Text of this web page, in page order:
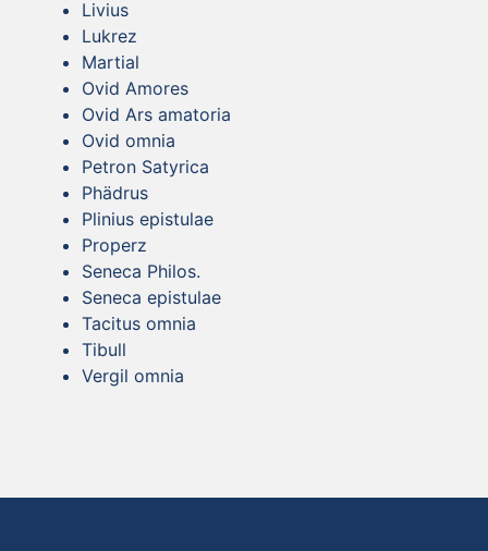
Livius
Lukrez
Martial
Ovid Amores
Ovid Ars amatoria
Ovid omnia
Petron Satyrica
Phädrus
Plinius epistulae
Properz
Seneca Philos.
Seneca epistulae
Tacitus omnia
Tibull
Vergil omnia